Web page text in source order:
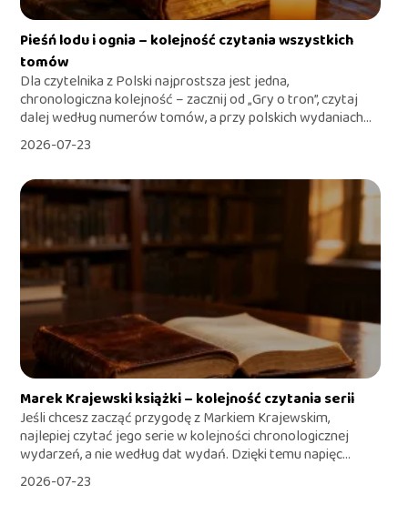
Pieśń lodu i ognia – kolejność czytania wszystkich
tomów
Dla czytelnika z Polski najprostsza jest jedna,
chronologiczna kolejność – zacznij od „Gry o tron”, czytaj
dalej według numerów tomów, a przy polskich wydaniach...
2026-07-23
Marek Krajewski książki – kolejność czytania serii
Jeśli chcesz zacząć przygodę z Markiem Krajewskim,
najlepiej czytać jego serie w kolejności chronologicznej
wydarzeń, a nie według dat wydań. Dzięki temu napięc...
2026-07-23